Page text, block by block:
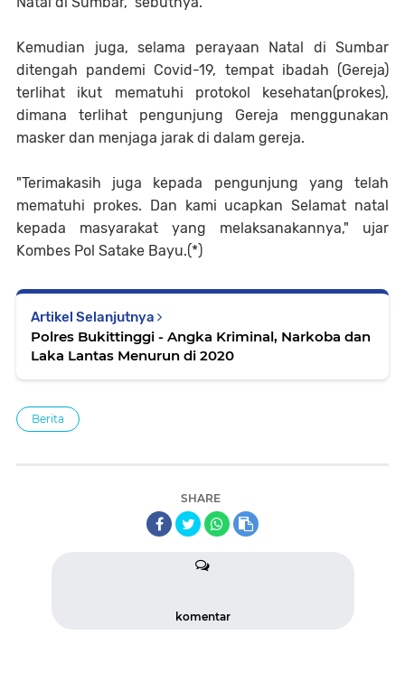
Kemudian juga, selama perayaan Natal di Sumbar
ditengah pandemi Covid-19, tempat ibadah (Gereja)
terlihat ikut mematuhi protokol kesehatan(prokes),
dimana terlihat pengunjung Gereja menggunakan
masker dan menjaga jarak di dalam gereja.
"Terimakasih juga kepada pengunjung yang telah
mematuhi prokes. Dan kami ucapkan Selamat natal
kepada masyarakat yang melaksanakannya," ujar
Kombes Pol Satake Bayu.(*)
Artikel Selanjutnya
Polres Bukittinggi - Angka Kriminal, Narkoba dan
Laka Lantas Menurun di 2020
Berita
SHARE
komentar